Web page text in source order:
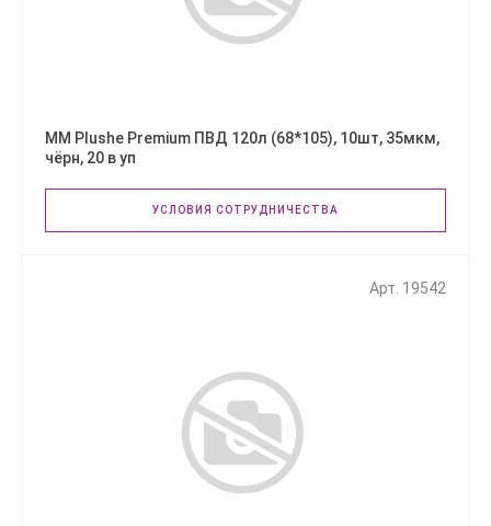
ММ Plushe Premium ПВД 120л (68*105), 10шт, 35мкм,
чёрн, 20 в уп
УСЛОВИЯ СОТРУДНИЧЕСТВА
Арт. 19542